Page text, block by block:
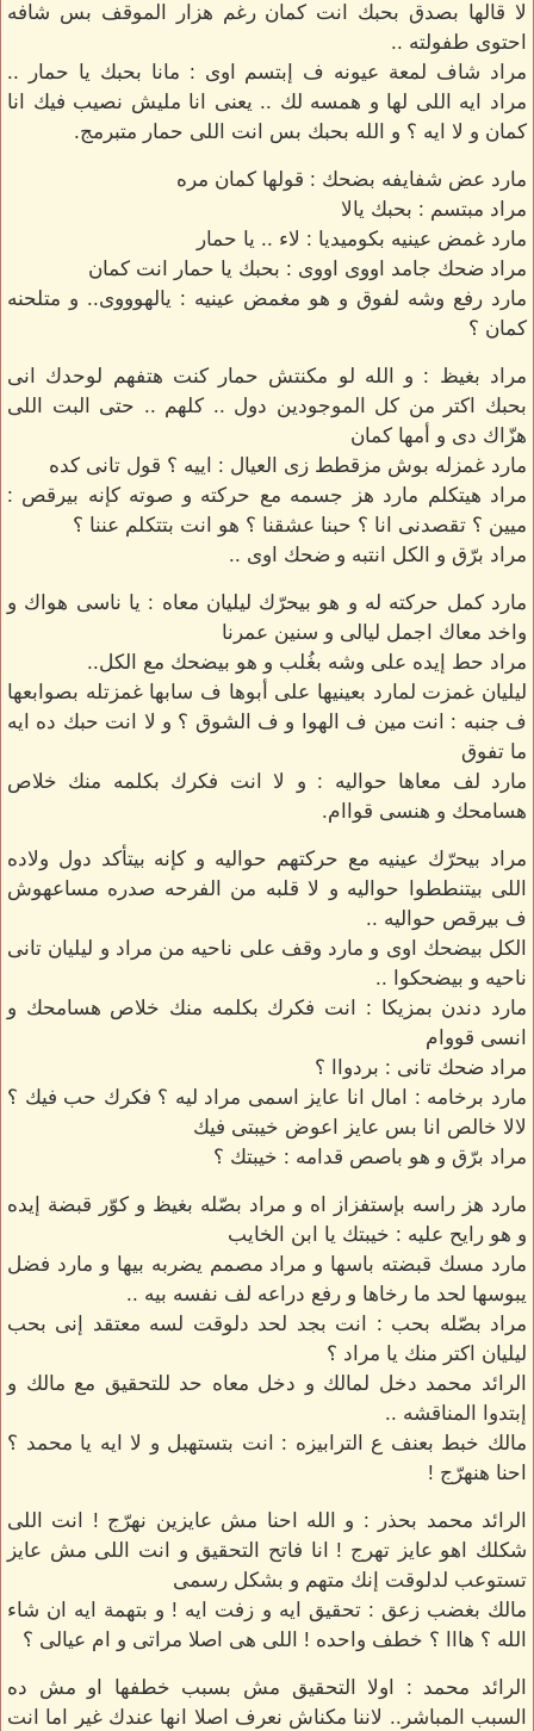
لا قالها بصدق بحبك انت كمان رغم هزار الموقف بس شافه
احتوى طفولته ..
مراد شاف لمعة عيونه ف إبتسم اوى : مانا بحبك يا حمار ..
مراد ايه اللى لها و همسه لك .. يعنى انا مليش نصيب فيك انا
كمان و لا ايه ؟ و الله بحبك بس انت اللى حمار متبرمج.
مارد عض شفايفه بضحك : قولها كمان مره
مراد مبتسم : بحبك يالا
مارد غمض عينيه بكوميديا : لاء .. يا حمار
مراد ضحك جامد اووى اووى : بحبك يا حمار انت كمان
مارد رفع وشه لفوق و هو مغمض عينيه : يالهوووى.. و متلحنه
كمان ؟
مراد بغيظ : و الله لو مكنتش حمار كنت هتفهم لوحدك انى
بحبك اكتر من كل الموجودين دول .. كلهم .. حتى البت اللى
هزّاك دى و أمها كمان
مارد غمزله بوش مزقطط زى العيال : اييه ؟ قول تانى كده
مراد هيتكلم مارد هز جسمه مع حركته و صوته كإنه بيرقص :
ميين ؟ تقصدنى انا ؟ حبنا عشقنا ؟ هو انت بتتكلم عننا ؟
مراد برّق و الكل انتبه و ضحك اوى ..
مارد كمل حركته له و هو بيحرّك ليليان معاه : يا ناسى هواك و
واخد معاك اجمل ليالى و سنين عمرنا
مراد حط إيده على وشه بغُلب و هو بيضحك مع الكل..
ليليان غمزت لمارد بعينيها على أبوها ف سابها غمزتله بصوابعها
ف جنبه : انت مين ف الهوا و ف الشوق ؟ و لا انت حبك ده ايه
ما تفوق
مارد لف معاها حواليه : و لا انت فكرك بكلمه منك خلاص
هسامحك و هنسى قواام.
مراد بيحرّك عينيه مع حركتهم حواليه و كإنه بيتأكد دول ولاده
اللى بيتنططوا حواليه و لا قلبه من الفرحه صدره مساعهوش
ف بيرقص حواليه ..
الكل بيضحك اوى و مارد وقف على ناحيه من مراد و ليليان تانى
ناحيه و بيضحكوا ..
مارد دندن بمزيكا : انت فكرك بكلمه منك خلاص هسامحك و
انسى قووام
مراد ضحك تانى : بردواا ؟
مارد برخامه : امال انا عايز اسمى مراد ليه ؟ فكرك حب فيك ؟
لالا خالص انا بس عايز اعوض خيبتى فيك
مراد برّق و هو باصص قدامه : خيبتك ؟
مارد هز راسه بإستفزاز اه و مراد بصّله بغيظ و كوّر قبضة إيده
و هو رايح عليه : خيبتك يا ابن الخايب
مارد مسك قبضته باسها و مراد مصمم يضربه بيها و مارد فضل
يبوسها لحد ما رخاها و رفع دراعه لف نفسه بيه ..
مراد بصّله بحب : انت بجد لحد دلوقت لسه معتقد إنى بحب
ليليان اكتر منك يا مراد ؟
الرائد محمد دخل لمالك و دخل معاه حد للتحقيق مع مالك و
إبتدوا المناقشه ..
مالك خبط بعنف ع الترابيزه : انت بتستهبل و لا ايه يا محمد ؟
احنا هنهرّج !
الرائد محمد بحذر : و الله احنا مش عايزين نهرّج ! انت اللى
شكلك اهو عايز تهرج ! انا فاتح التحقيق و انت اللى مش عايز
تستوعب لدلوقت إنك متهم و بشكل رسمى
مالك بغضب زعق : تحقيق ايه و زفت ايه ! و بتهمة ايه ان شاء
الله ؟ هااا ؟ خطف واحده ! اللى هى اصلا مراتى و ام عيالى ؟
الرائد محمد : اولا التحقيق مش بسبب خطفها او مش ده
السبب المباشر.. لاننا مكناش نعرف اصلا انها عندك غير اما انت